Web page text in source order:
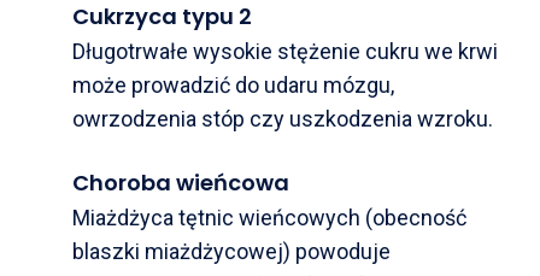
Cukrzyca typu 2
Długotrwałe wysokie stężenie cukru we krwi
może prowadzić do udaru mózgu,
owrzodzenia stóp czy uszkodzenia wzroku.
Choroba wieńcowa
Miażdżyca tętnic wieńcowych (obecność
blaszki miażdżycowej) powoduje